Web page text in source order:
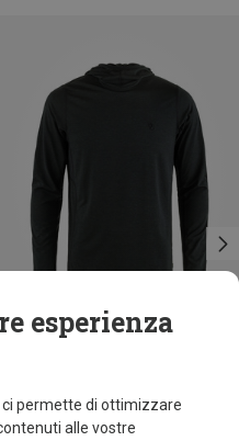
esperienza
ci permette di ottimizzare
alle vostre